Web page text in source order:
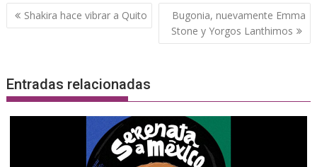
Navegación
de
Shakira hace vibrar a Quito
Bugonia, nuevamente Emma
Stone y Yorgos Lanthimos
Entradas relacionadas